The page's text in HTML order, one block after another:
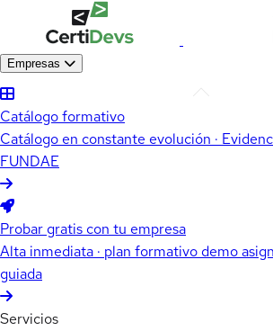
Empresas
Catálogo formativo
Catálogo en constante evolución ·
FUNDAE
Probar gratis con tu empresa
Alta inmediata · plan formativo demo
guiada
Servicios